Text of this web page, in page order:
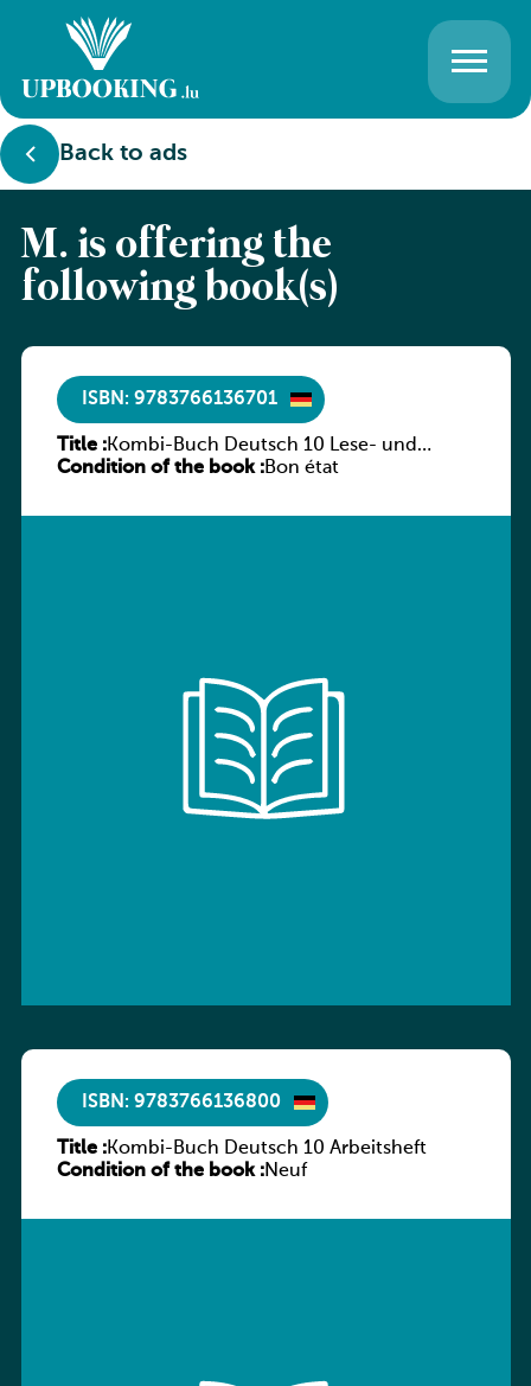
Back to ads
M. is offering the
following book(s)
ISBN: 9783766136701
Title :Kombi-Buch Deutsch 10 Lese- und
Sprachbuch
Condition of the book :Bon état
ISBN: 9783766136800
Title :Kombi-Buch Deutsch 10 Arbeitsheft
Condition of the book :Neuf